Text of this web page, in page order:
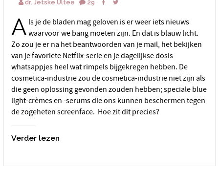
dr. Jetske Ultee 29
A ls je de bladen mag geloven is er weer iets nieuws
waarvoor we bang moeten zijn. En dat is blauw licht.
Zo zou je er na het beantwoorden van je mail, het bekijken
van je favoriete Netflix-serie en je dagelijkse dosis
whatsappjes heel wat rimpels bijgekregen hebben. De
cosmetica-industrie zou de cosmetica-industrie niet zijn als
die geen oplossing gevonden zouden hebben; speciale blue
light-crèmes en -serums die ons kunnen beschermen tegen
de zogeheten screenface. Hoe zit dit precies?
Verder lezen